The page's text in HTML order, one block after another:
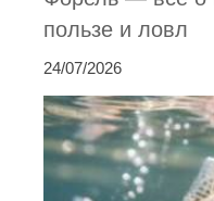
пользе и ловл
24/07/2026